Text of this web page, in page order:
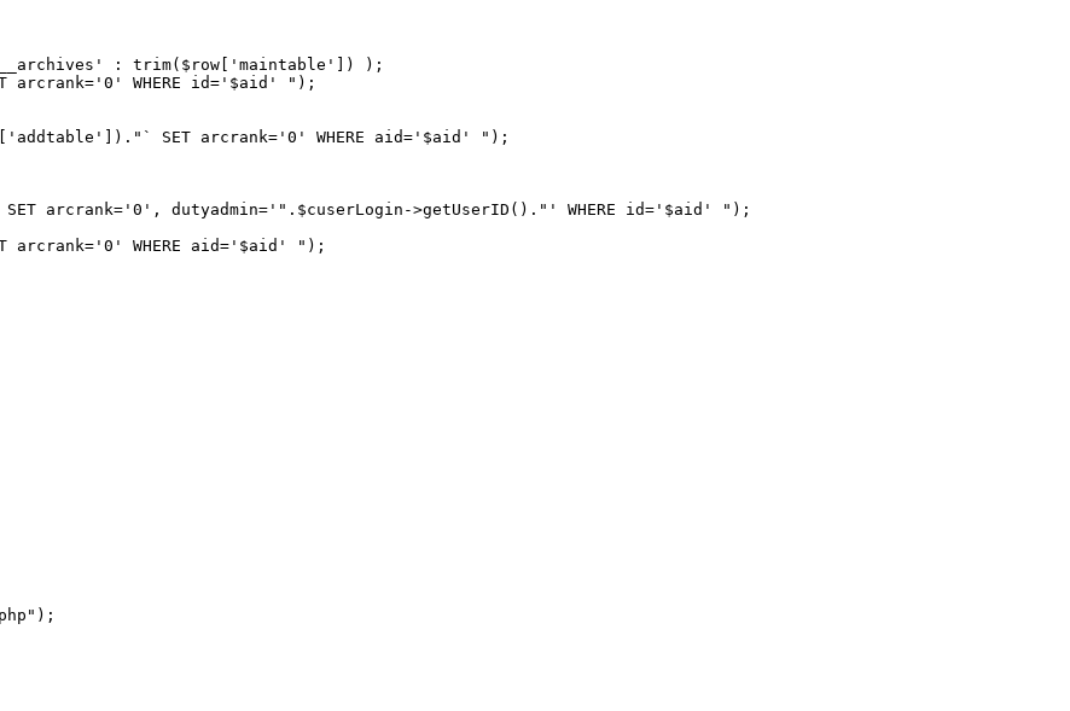
: trim($row['maintable']) );
arcrank='0' WHERE id='$aid' ");
SET arcrank='0' WHERE aid='$aid' ");
arcrank='0', dutyadmin='".$cuserLogin->getUserID()."' WHERE id='$aid' ");
arcrank='0' WHERE aid='$aid' ");